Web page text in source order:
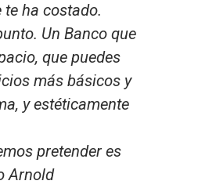
ha costado.
Un Banco que
que puedes
más básicos y
y estéticamente
pretender es
Arnold